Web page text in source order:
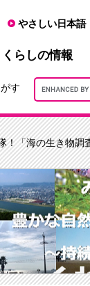
やさしい日本語
くらしの情報
す
！「海の生き物調